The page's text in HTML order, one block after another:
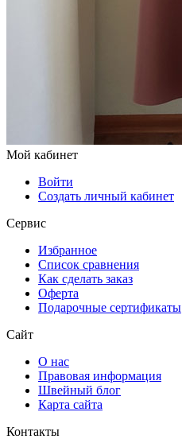
Мой кабинет
Войти
Создать личный кабинет
Сервис
Избранное
Список сравнения
Как сделать заказ
Оферта
Подарочные сертификаты
Сайт
О нас
Правовая информация
Швейный блог
Карта сайта
Контакты